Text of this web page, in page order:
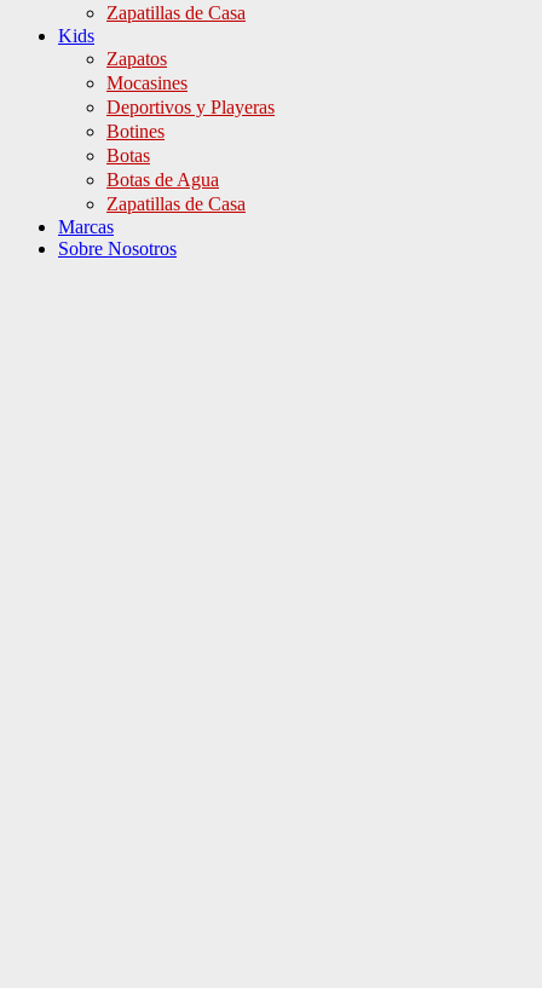
Zapatillas de Casa
Kids
Zapatos
Mocasines
Deportivos y Playeras
Botines
Botas
Botas de Agua
Zapatillas de Casa
Marcas
Sobre Nosotros